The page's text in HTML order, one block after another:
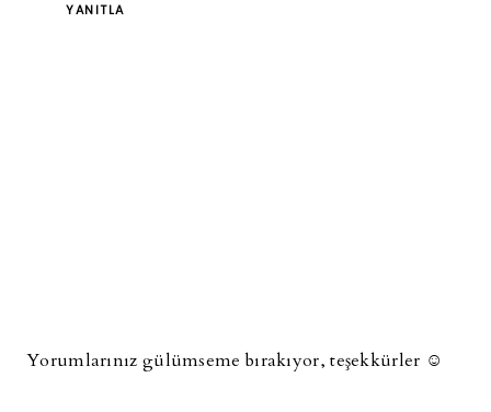
YANITLA
Yorumlarınız gülümseme bırakıyor, teşekkürler ☺️